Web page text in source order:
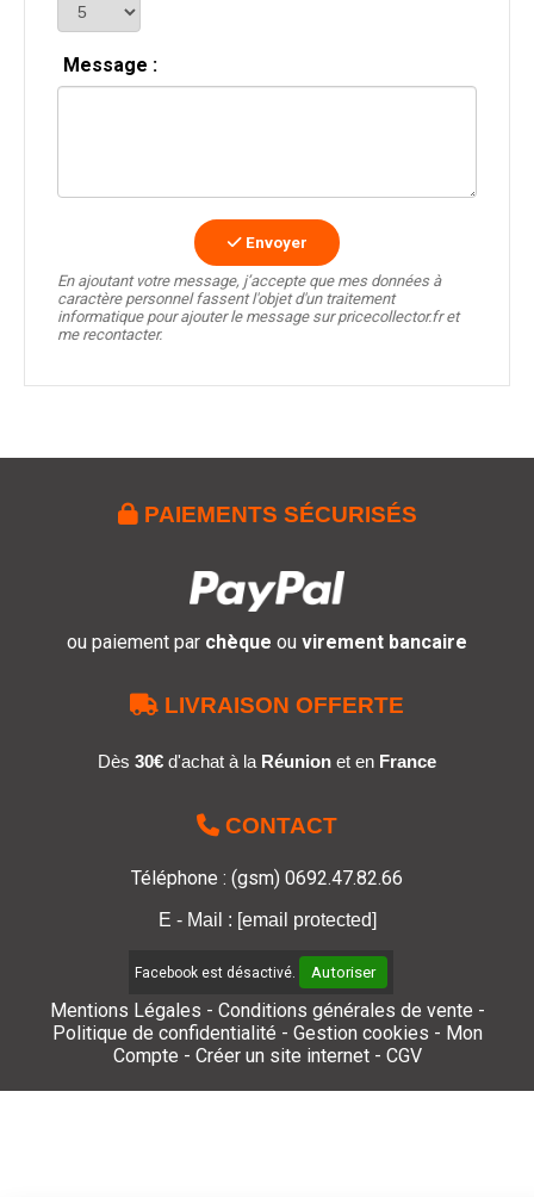
Message :
Envoyer
En ajoutant votre message, j’accepte que mes données à
caractère personnel fassent l'objet d'un traitement
informatique pour ajouter le message sur pricecollector.fr et
me recontacter.
 PAIEMENTS SÉCURISÉS
ou paiement par chèque ou virement bancaire
 LIVRAISON OFFERTE
Dès 30€ d'achat à la Réunion et en France
 CONTACT
Téléphone : (gsm) 0692.47.82.66
E - Mail : [email protected]
Facebook est désactivé. Autoriser
Mentions Légales
Conditions générales de vente
Politique de confidentialité
Gestion cookies
Mon
Compte
Créer un site internet CGV